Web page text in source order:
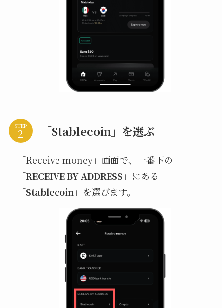
STEP 「Stablecoin」を選ぶ
「Receive money」画面で、一番下の
「RECEIVE BY ADDRESS 」にある
「Stablecoin 」を選びます。